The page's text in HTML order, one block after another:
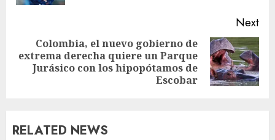
Next
Colombia, el nuevo gobierno de
extrema derecha quiere un Parque
Jurásico con los hipopótamos de
Escobar
RELATED NEWS